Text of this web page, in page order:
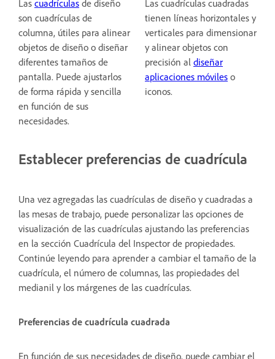
Las cuadrículas de diseño
son cuadrículas de
columna, útiles para alinear
objetos de diseño o diseñar
diferentes tamaños de
pantalla. Puede ajustarlos
de forma rápida y sencilla
en función de sus
necesidades.
Las cuadrículas cuadradas
tienen líneas horizontales y
verticales para dimensionar
y alinear objetos con
precisión al diseñar
aplicaciones móviles o
iconos.
Establecer preferencias de cuadrícula
Una vez agregadas las cuadrículas de diseño y cuadradas a
las mesas de trabajo, puede personalizar las opciones de
visualización de las cuadrículas ajustando las preferencias
en la sección Cuadrícula del Inspector de propiedades.
Continúe leyendo para aprender a cambiar el tamaño de la
cuadrícula, el número de columnas, las propiedades del
medianil y los márgenes de las cuadrículas.
Preferencias de cuadrícula cuadrada
En función de sus necesidades de diseño, puede cambiar el